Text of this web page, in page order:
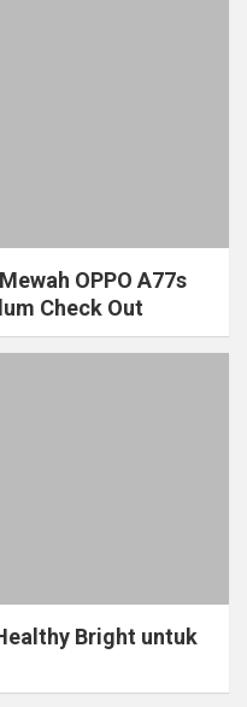
OPPO A77s
Check Out
Bright untuk